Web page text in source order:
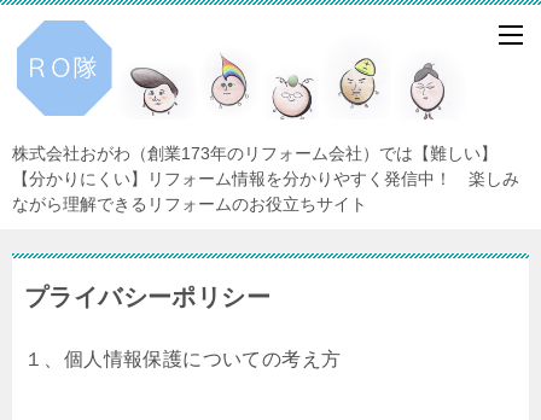
株式会社おがわ（創業173年のリフォーム会社）では【難しい】
【分かりにくい】リフォーム情報を分かりやすく発信中！ 楽しみ
ながら理解できるリフォームのお役立ちサイト
プライバシーポリシー
１、個人情報保護についての考え方